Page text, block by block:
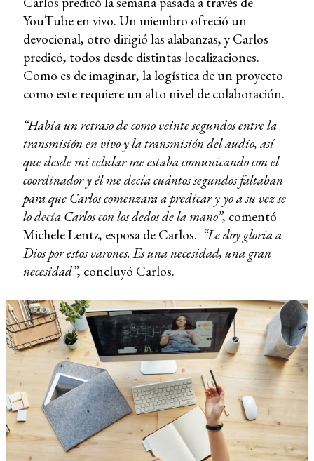
YouTube en vivo. Un miembro ofreció un
devocional, otro dirigió las alabanzas, y Carlos
predicó, todos desde distintas localizaciones.
Como es de imaginar, la logística de un proyecto
como este requiere un alto nivel de colaboración.
“Había un retraso de como veinte segundos entre la
transmisión en vivo y la transmisión del audio, así
que desde mi celular me estaba comunicando con el
coordinador y él me decía cuántos segundos faltaban
para que Carlos comenzara a predicar y yo a su vez se
lo decía Carlos con los dedos de la mano”, comentó
Michele Lentz, esposa de Carlos. “Le doy gloria a
Dios por estos varones. Es una necesidad, una gran
necesidad”, concluyó Carlos.